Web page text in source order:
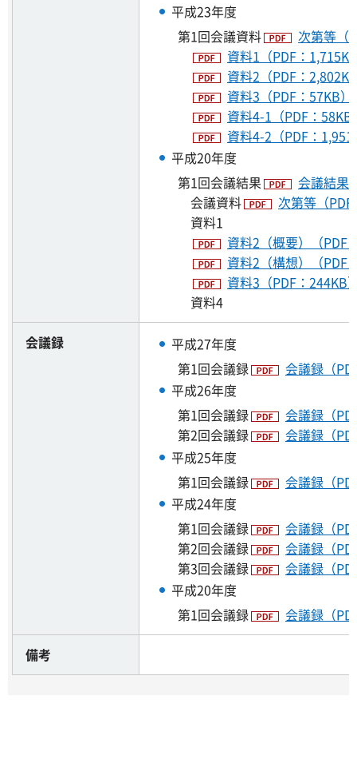
平成23年度
第1回会議資料
次第等（
資料1（PDF：
資料2（PDF：
資料3（PDF：57KB）
資料4-1（PDF：58KB
資料4-2（PDF：
平成20年度
第1回会議結果
会議結果
会議資料
次第等（
資料1
資料2（概要）（PDF
資料2（構想）（PDF
資料3（PDF：244KB
資料4
会議録
平成27年度
第1回会議録
会議録（
平成26年度
第1回会議録
会議録（
第2回会議録
会議録（
平成25年度
第1回会議録
会議録（
平成24年度
第1回会議録
会議録（
第2回会議録
会議録（
第3回会議録
会議録（
平成20年度
第1回会議録
会議録（
備考